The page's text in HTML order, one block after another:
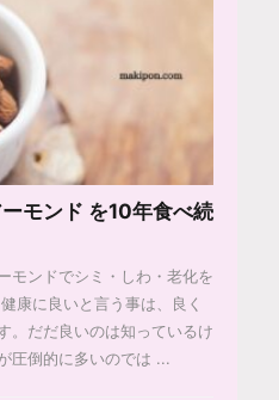
モンド を10年食べ続
モンドでシミ・しわ・老化を
康に良いと言う事は、良く
。だだ良いのは知っているけ
圧倒的に多いのでは ...